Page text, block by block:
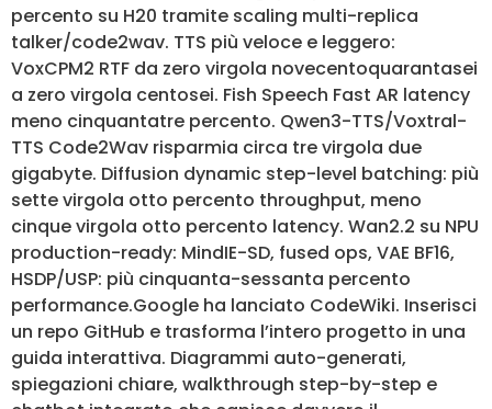
percento su H20 tramite scaling multi-replica
talker/code2wav. TTS più veloce e leggero:
VoxCPM2 RTF da zero virgola novecentoquarantasei
a zero virgola centosei. Fish Speech Fast AR latency
meno cinquantatre percento. Qwen3-TTS/Voxtral-
TTS Code2Wav risparmia circa tre virgola due
gigabyte. Diffusion dynamic step-level batching: più
sette virgola otto percento throughput, meno
cinque virgola otto percento latency. Wan2.2 su NPU
production-ready: MindIE-SD, fused ops, VAE BF16,
HSDP/USP: più cinquanta-sessanta percento
performance.Google ha lanciato CodeWiki. Inserisci
un repo GitHub e trasforma l’intero progetto in una
guida interattiva. Diagrammi auto-generati,
spiegazioni chiare, walkthrough step-by-step e